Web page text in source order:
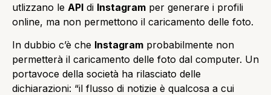
utlizzano le API di Instagram per generare i profili
online, ma non permettono il caricamento delle foto.
In dubbio c’è che Instagram probabilmente non
permetterà il caricamento delle foto dal computer. Un
portavoce della società ha rilasciato delle
dichiarazioni: “il flusso di notizie è qualcosa a cui